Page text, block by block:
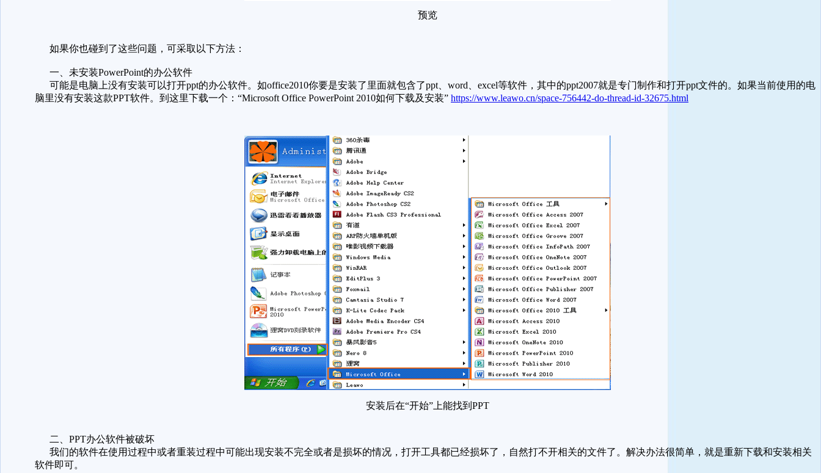
预览
如果你也碰到了这些问题，可采取以下方法：
一、未安装PowerPoint的办公软件
可能是电脑上没有安装可以打开ppt的办公软件。如office2010你要是安装了里面就包含了ppt、word、excel等软件，其中的ppt2007就是专门制作和打开ppt文件的。如果当前使用的电
脑里没有安装这款PPT软件。到这里下载一个：“Microsoft Office PowerPoint 2010如何下载及安装” https://www.leawo.cn/space-756442-do-thread-id-32675.html
安装后在“开始”上能找到PPT
二、PPT办公软件被破坏
我们的软件在使用过程中或者重装过程中可能出现安装不完全或者是损坏的情况，打开工具都已经损坏了，自然打不开相关的文件了。解决办法很简单，就是重新下载和安装相关
软件即可。